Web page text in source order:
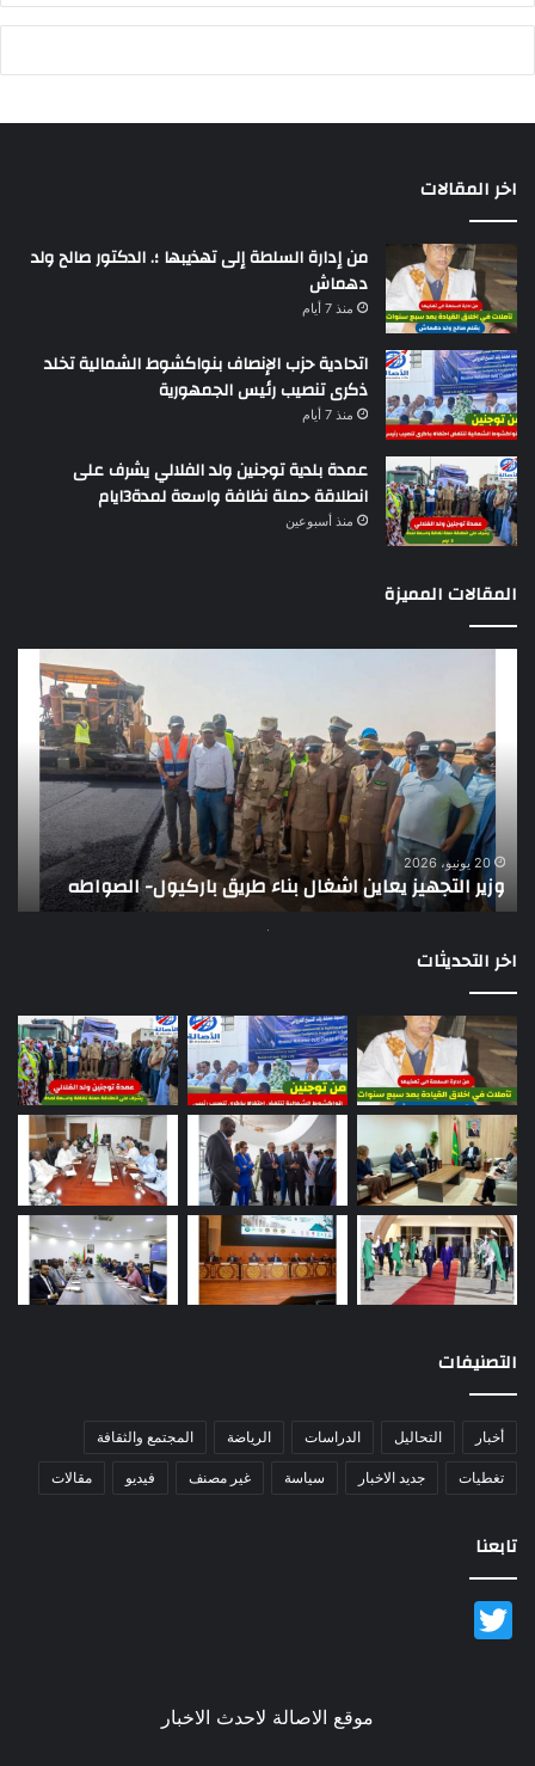
اخر المقالات
من إدارة السلطة إلى تهذيبها ؛. الدكتور صالح ولد
دهماش
منذ 7 أيام
اتحادية حزب الإنصاف بنواكشوط الشمالية تخلد
ذكرى تنصيب رئيس الجمهورية
منذ 7 أيام
عمدة بلدية توجنين ولد الفلالي يشرف على
انطلاقة حملة نظافة واسعة لمدة3ايام
منذ أسبوعين
المقالات المميزة
اشغال
بناء
طريق
باركيول-
الصواطه
20 يونيو، 2026
وزير التجهيز يعاين اشغال بناء طريق باركيول- الصواطه
اخر التحديثات
التصنيفات
أخبار التحاليل الدراسات الرياضة المجتمع والثقافة
تغطيات جديد الاخبار سياسة غير مصنف فيديو مقالات
تابعنا
موقع الاصالة لاحدث الاخبار